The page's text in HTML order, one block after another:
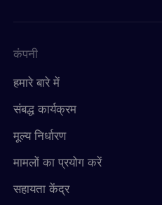
कंपनी
हमारे बारे में
संबद्ध कार्यक्रम
मूल्य निर्धारण
मामलों का प्रयोग करें
सहायता केंद्र